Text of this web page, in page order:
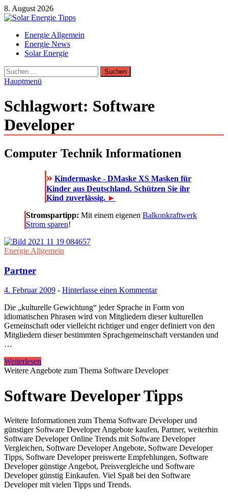
Zum
Inhalt
8. August 2026
Solar Energie Tipps
Solar Energie und Photovoltaik Informationen und Tipps
Energie Allgemein
Energie News
Solar Energie
Suchen
nach:
Hauptmenü
Schlagwort: Software
Developer
Computer Technik Informationen
» Kindermaske - DMaske XS Masken für
Kinder aus Deutschland. Schützen Sie ihr
Kind zuverlässig. ►
Stromspartipp: Mit einem eigenen Balkonkraftwerk
Strom sparen!
Energie Allgemein
Partner
4. Februar 2009 - Hinterlasse einen Kommentar
Die „kulturelle Gewichtung“ jeder Sprache in Form von
idiomatischen Phrasen wird von Mitgliedern dieser kulturellen
Gemeinschaft oder vielleicht richtiger und enger definiert von den
Mitgliedern dieser bestimmten Sprachgemeinschaft verstanden und
…
Weiterlesen
Weitere Angebote zum Thema Software Developer
Software Developer Tipps
Weitere Informationen zum Thema Software Developer und
günstiger Software Developer Angebote kaufen, Partner, weiterhin
Software Developer Online Trends mit Software Developer
Vergleichen, Software Developer Angebote, Software Developer
Tipps, Software Developer preiswerte Empfehlungen, Software
Developer günstige Angebot, Preisvergleiche und Software
Developer günstig Einkaufen. Viel Spaß bei den Software
Developer mit vielen Tipps und Trends.